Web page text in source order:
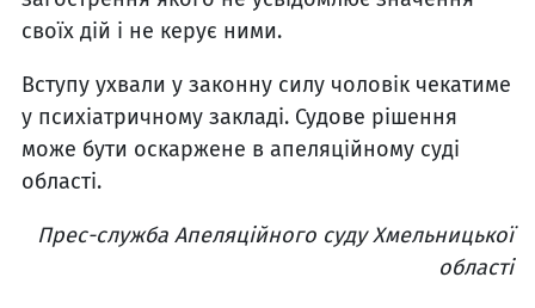
своїх дій і не керує ними.
Вступу ухвали у законну силу чоловік чекатиме
у психіатричному закладі. Судове рішення
може бути оскаржене в апеляційному суді
області.
Прес-служба Апеляційного суду Хмельницької
області